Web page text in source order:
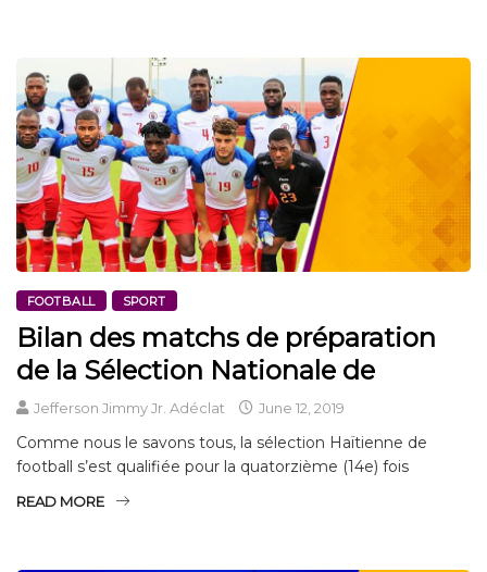
FOOTBALL SPORT
Bilan des matchs de préparation
de la Sélection Nationale de
Jefferson Jimmy Jr. Adéclat June 12, 2019
Comme nous le savons tous, la sélection Haïtienne de
football s’est qualifiée pour la quatorzième (14e) fois
READ MORE